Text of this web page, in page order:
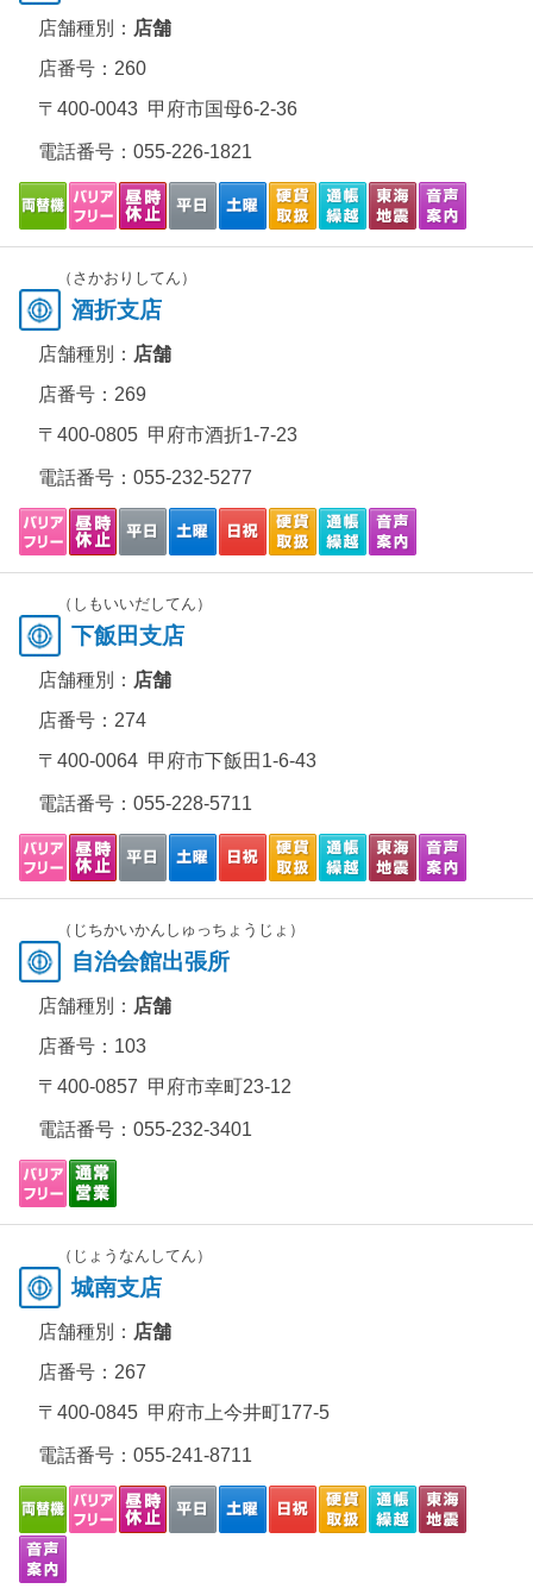
店舗種別： 店舗
店番号：260
〒400-0043 甲府市国母6-2-36
電話番号： 055-226-1821
（さかおりしてん）
酒折支店
店舗種別： 店舗
店番号：269
〒400-0805 甲府市酒折1-7-23
電話番号： 055-232-5277
（しもいいだしてん）
下飯田支店
店舗種別： 店舗
店番号：274
〒400-0064 甲府市下飯田1-6-43
電話番号： 055-228-5711
（じちかいかんしゅっちょうじょ）
自治会館出張所
店舗種別： 店舗
店番号：103
〒400-0857 甲府市幸町23-12
電話番号： 055-232-3401
（じょうなんしてん）
城南支店
店舗種別： 店舗
店番号：267
〒400-0845 甲府市上今井町177-5
電話番号： 055-241-8711